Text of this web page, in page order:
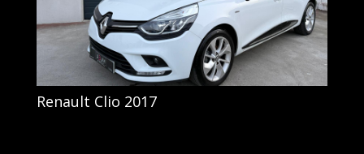
Renault Clio 2017